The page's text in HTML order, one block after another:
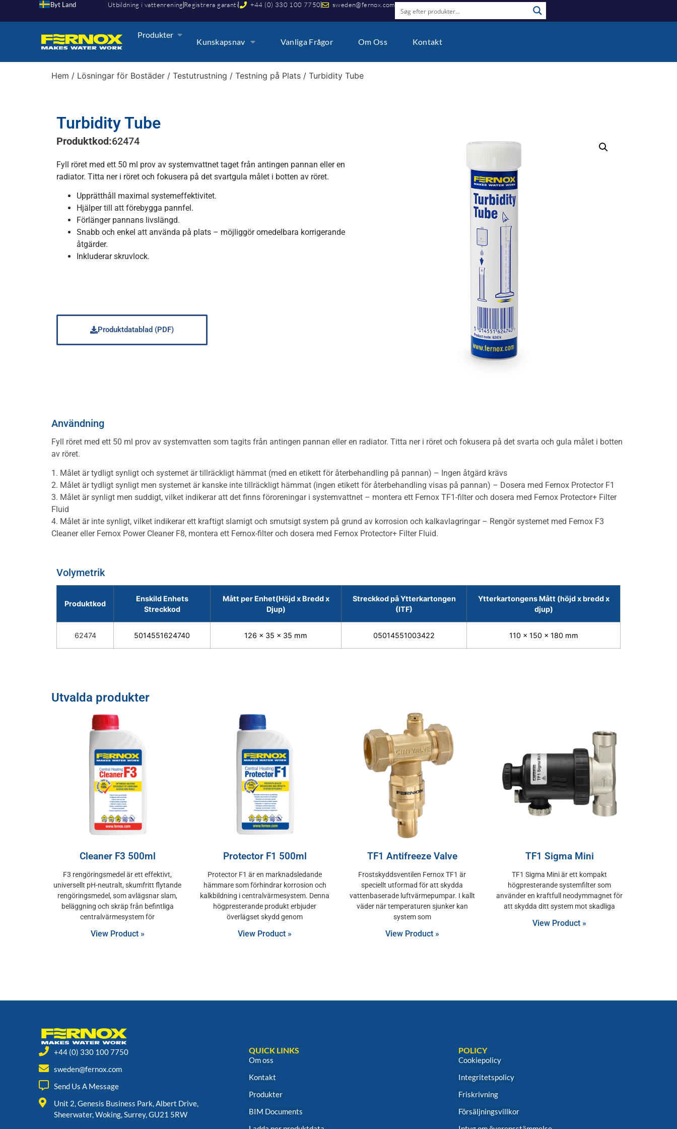
Byt Land Utbildning i vattenrening Registrera garanti +44 (0) 330 100 7750 sweden@fernox.com
Produkter
Kunskapsnav Vanliga Frågor Om Oss Kontakt
Hem / Lösningar för Bostäder / Testutrustning / Testning på Plats / Turbidity Tube
Turbidity Tube
Produktkod:62474
Fyll röret med ett 50 ml prov av systemvattnet taget från antingen pannan eller en
radiator. Titta ner i röret och fokusera på det svartgula målet i botten av röret.
Upprätthåll maximal systemeffektivitet.
Hjälper till att förebygga pannfel.
Förlänger pannans livslängd.
Snabb och enkel att använda på plats – möjliggör omedelbara korrigerande
åtgärder.
Inkluderar skruvlock.
Produktdatablad (PDF)
Användning
Fyll röret med ett 50 ml prov av systemvatten som tagits från antingen pannan eller en radiator. Titta ner i röret och fokusera på det svarta och gula målet i botten
av röret.
1. Målet är tydligt synligt och systemet är tillräckligt hämmat (med en etikett för återbehandling på pannan) – Ingen åtgärd krävs
2. Målet är tydligt synligt men systemet är kanske inte tillräckligt hämmat (ingen etikett för återbehandling visas på pannan) – Dosera med Fernox Protector F1
3. Målet är synligt men suddigt, vilket indikerar att det finns föroreningar i systemvattnet – montera ett Fernox TF1-filter och dosera med Fernox Protector+ Filter
Fluid
4. Målet är inte synligt, vilket indikerar ett kraftigt slamigt och smutsigt system på grund av korrosion och kalkavlagringar – Rengör systemet med Fernox F3
Cleaner eller Fernox Power Cleaner F8, montera ett Fernox-filter och dosera med Fernox Protector+ Filter Fluid.
Volymetrik
Produktkod
Enskild Enhets
Streckkod
Mått per Enhet(Höjd x Bredd x
Djup)
Streckkod på Ytterkartongen
(ITF)
Ytterkartongens Mått (höjd x bredd x
djup)
62474 5014551624740 126 x 35 x 35 mm 05014551003422 110 x 150 x 180 mm
Utvalda produkter
Cleaner F3 500ml
F3 rengöringsmedel är ett effektivt,
universellt pH-neutralt, skumfritt flytande
rengöringsmedel, som avlägsnar slam,
beläggning och skräp från befintliga
centralvärmesystem för
View Product »
Protector F1 500ml
Protector F1 är en marknadsledande
hämmare som förhindrar korrosion och
kalkbildning i centralvärmesystem. Denna
högpresterande produkt erbjuder
överlägset skydd genom
View Product »
TF1 Antifreeze Valve
Frostskyddsventilen Fernox TF1 är
speciellt utformad för att skydda
vattenbaserade luftvärmepumpar. I kallt
väder när temperaturen sjunker kan
system som
View Product »
TF1 Sigma Mini
TF1 Sigma Mini är ett kompakt
högpresterande systemfilter som
använder en kraftfull neodymmagnet för
att skydda ditt system mot skadliga
View Product »
+44 (0) 330 100 7750
sweden@fernox.com
Send Us A Message
Unit 2, Genesis Business Park, Albert Drive,
Sheerwater, Woking, Surrey, GU21 5RW
QUICK LINKS
Om oss
Kontakt
Produkter
BIM Documents
POLICY
Cookiepolicy
Integritetspolicy
Friskrivning
Försäljningsvillkor